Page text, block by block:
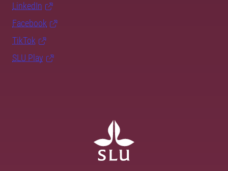
LinkedIn
Facebook
TikTok
SLU Play